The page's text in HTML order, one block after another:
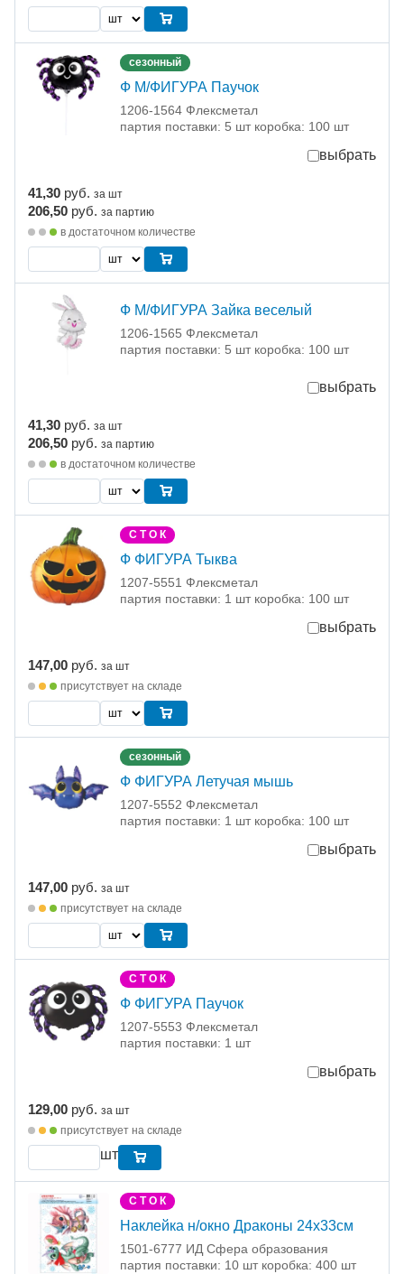
сезонный
Ф М/ФИГУРА Паучок
1206-1564 Флексметал
партия поставки: 5 шт коробка: 100 шт
выбрать
41,30 руб. за шт
206,50 руб. за партию
в достаточном количестве
Ф М/ФИГУРА Зайка веселый
1206-1565 Флексметал
партия поставки: 5 шт коробка: 100 шт
выбрать
41,30 руб. за шт
206,50 руб. за партию
в достаточном количестве
С Т О К
Ф ФИГУРА Тыква
1207-5551 Флексметал
партия поставки: 1 шт коробка: 100 шт
выбрать
147,00 руб. за шт
присутствует на складе
сезонный
Ф ФИГУРА Летучая мышь
1207-5552 Флексметал
партия поставки: 1 шт коробка: 100 шт
выбрать
147,00 руб. за шт
присутствует на складе
С Т О К
Ф ФИГУРА Паучок
1207-5553 Флексметал
партия поставки: 1 шт
выбрать
129,00 руб. за шт
присутствует на складе
шт
С Т О К
Наклейка н/окно Драконы 24х33см
1501-6777 ИД Сфера образования
партия поставки: 10 шт коробка: 400 шт